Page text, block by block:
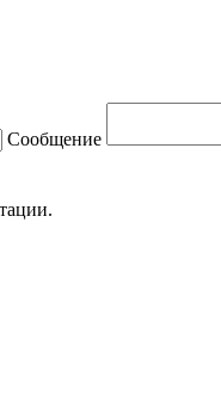
Сообщение